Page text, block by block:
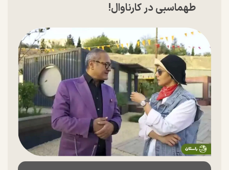
طهماسبی در کارناوال!